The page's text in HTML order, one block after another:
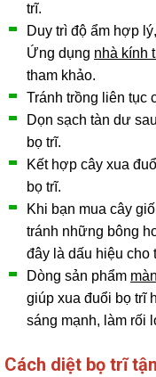
trĩ.
Duy trì độ ẩm hợp
Ứng dụng nhà kính
tham khảo.
Tránh trồng liên tục
Dọn sạch tàn dư
bọ trĩ.
Kết hợp cây xua
bọ trĩ.
Khi bạn mua cây
tránh những bông
đây là dấu hiệu cho
Dòng sản phẩm
giúp xua đuổi bọ trĩ
sáng mạnh, làm rối
Cách diệt bọ trĩ